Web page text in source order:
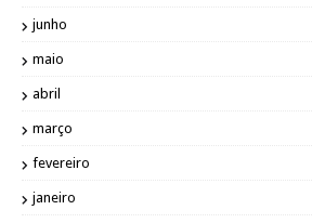
junho
maio
abril
março
fevereiro
janeiro